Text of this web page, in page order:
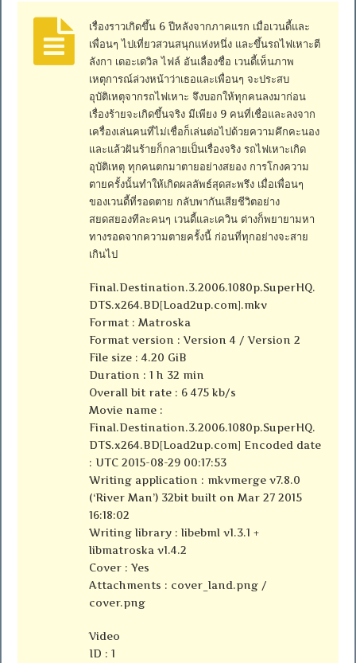
เรื่องราวเกิดขึ้น 6 ปีหลังจากภาคแรก เมื่อเวนดี้และ
เพื่อนๆ ไปเที่ยวสวนสนุกแห่งหนึ่ง และขึ้นรถไฟเหาะตี
ลังกา เดอะเดวิล ไฟล์ อันเลื่องชื่อ เวนดี้เห็นภาพ
เหตุการณ์ล่วงหน้าว่าเธอและเพื่อนๆ จะประสบ
อุบัติเหตุจากรถไฟเหาะ จึงบอกให้ทุกคนลงมาก่อน
เรื่องร้ายจะเกิดขึ้นจริง มีเพียง 9 คนที่เชื่อและลงจาก
เครื่องเล่นคนที่ไม่เชื่อก็เล่นต่อไปด้วยความคึกคะนอง
และแล้วฝันร้ายก็กลายเป็นเรื่องจริง รถไฟเหาะเกิด
อุบัติเหตุ ทุกคนตกมาตายอย่างสยอง การโกงความ
ตายครั้งนั้นทำให้เกิดผลลัพธ์สุดสะพรึง เมื่อเพื่อนๆ
ของเวนดี้ที่รอดตาย กลับพากันเสียชีวิตอย่าง
สยดสยองทีละคนๆ เวนดี้และเควิน ต่างก็พยายามหา
ทางรอดจากความตายครั้งนี้ ก่อนที่ทุกอย่างจะสาย
เกินไป
Final.Destination.3.2006.1080p.SuperHQ.
DTS.x264.BD[Load2up.com].mkv
Format : Matroska
Format version : Version 4 / Version 2
File size : 4.20 GiB
Duration : 1 h 32 min
Overall bit rate : 6 475 kb/s
Movie name :
Final.Destination.3.2006.1080p.SuperHQ.
DTS.x264.BD[Load2up.com] Encoded date
: UTC 2015-08-29 00:17:53
Writing application : mkvmerge v7.8.0
(‘River Man’) 32bit built on Mar 27 2015
16:18:02
Writing library : libebml v1.3.1 +
libmatroska v1.4.2
Cover : Yes
Attachments : cover_land.png /
cover.png
Video
ID : 1